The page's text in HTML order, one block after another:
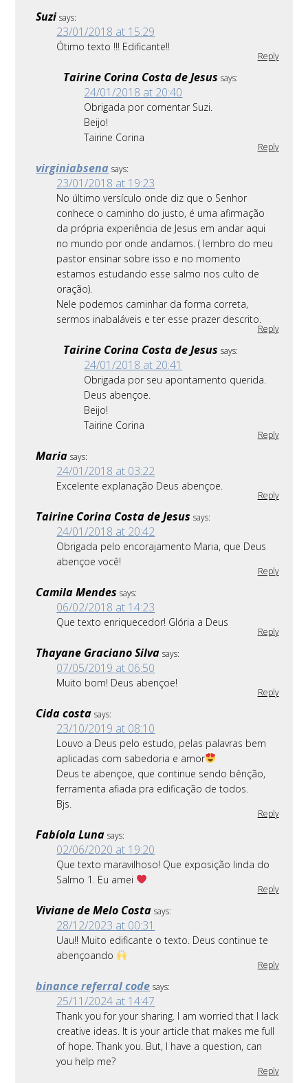
Suzi says:
23/01/2018 at 15:29
Ótimo texto !!! Edificante!!
Reply
Tairine Corina Costa de Jesus says:
24/01/2018 at 20:40
Obrigada por comentar Suzi.
Beijo!
Tairine Corina
Reply
virginiabsena says:
23/01/2018 at 19:23
No último versículo onde diz que o Senhor
conhece o caminho do justo, é uma afirmação
da própria experiência de Jesus em andar aqui
no mundo por onde andamos. ( lembro do meu
pastor ensinar sobre isso e no momento
estamos estudando esse salmo nos culto de
oração).
Nele podemos caminhar da forma correta,
sermos inabaláveis e ter esse prazer descrito.
Reply
Tairine Corina Costa de Jesus says:
24/01/2018 at 20:41
Obrigada por seu apontamento querida.
Deus abençoe.
Beijo!
Tairine Corina
Reply
Maria says:
24/01/2018 at 03:22
Excelente explanação Deus abençoe.
Reply
Tairine Corina Costa de Jesus says:
24/01/2018 at 20:42
Obrigada pelo encorajamento Maria, que Deus
abençoe você!
Reply
Camila Mendes says:
06/02/2018 at 14:23
Que texto enriquecedor! Glória a Deus
Reply
Thayane Graciano Silva says:
07/05/2019 at 06:50
Muito bom! Deus abençoe!
Reply
Cida costa says:
23/10/2019 at 08:10
Louvo a Deus pelo estudo, pelas palavras bem
aplicadas com sabedoria e amor
Deus te abençoe, que continue sendo bênção,
ferramenta afiada pra edificação de todos.
Bjs.
Reply
Fabíola Luna says:
02/06/2020 at 19:20
Que texto maravilhoso! Que exposição linda do
Salmo 1. Eu amei
Reply
Viviane de Melo Costa says:
28/12/2023 at 00:31
Uau!! Muito edificante o texto. Deus continue te
abençoando
Reply
binance referral code says:
25/11/2024 at 14:47
Thank you for your sharing. I am worried that I lack
creative ideas. It is your article that makes me full
of hope. Thank you. But, I have a question, can
you help me?
Reply